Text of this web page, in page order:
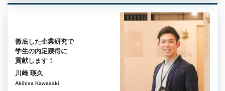
徹底した企業研究で
学生の内定獲得に
貢献します！
川﨑 瑛久
Akihisa Kawasaki